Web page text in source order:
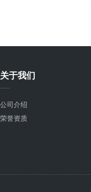
关于我们
公司介绍
荣誉资质